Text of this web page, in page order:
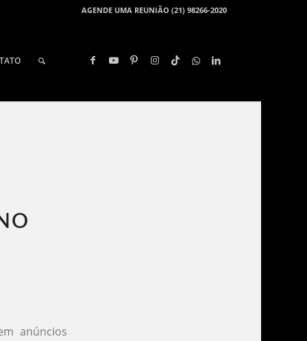
AGENDE UMA REUNIÃO (21) 98266-2020
anúncios